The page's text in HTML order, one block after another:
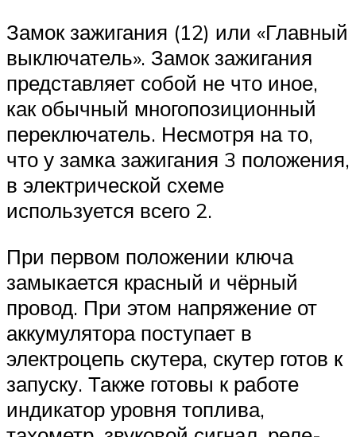
Замок зажигания (12) или «Главный
выключатель». Замок зажигания
представляет собой не что иное,
как обычный многопозиционный
переключатель. Несмотря на то,
что у замка зажигания 3 положения,
в электрической схеме
используется всего 2.
При первом положении ключа
замыкается красный и чёрный
провод. При этом напряжение от
аккумулятора поступает в
электроцепь скутера, скутер готов к
запуску. Также готовы к работе
индикатор уровня топлива,